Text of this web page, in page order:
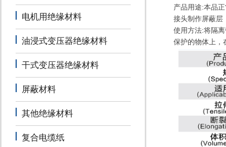
电机用绝缘材料
油浸式变压器绝缘材料
干式变压器绝缘材料
屏蔽材料
其他绝缘材料
复合电缆纸
产品用途:本品
接头制作屏蔽层
使用方法:将隔
保护的物体上，